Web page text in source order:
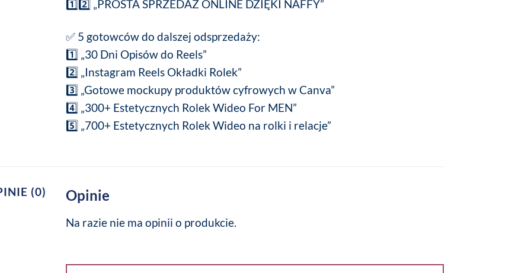
1️⃣2️⃣ „PROSTA SPRZEDAŻ ONLINE DZIĘKI NAFFY”
✅ 5 gotowców do dalszej odsprzedaży:
1️⃣ „30 Dni Opisów do Reels”
2️⃣ „Instagram Reels Okładki Rolek”
3️⃣ „Gotowe mockupy produktów cyfrowych w Canva”
4️⃣ „300+ Estetycznych Rolek Wideo For MEN”
5️⃣ „700+ Estetycznych Rolek Wideo na rolki i relacje”
(0) Opinie
Na razie nie ma opinii o produkcie.